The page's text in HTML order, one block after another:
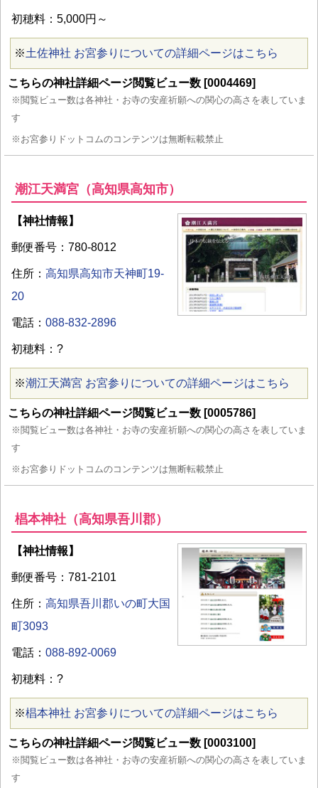
初穂料：5,000円～
※土佐神社 お宮参りについての詳細ページはこちら
こちらの神社詳細ページ閲覧ビュー数 [0004469]
※閲覧ビュー数は各神社・お寺の安産祈願への関心の高さを表していま
す
※お宮参りドットコムのコンテンツは無断転載禁止
潮江天満宮（高知県高知市）
【神社情報】
郵便番号：780-8012
住所： 高知県高知市天神町19-
20
電話： 088-832-2896
初穂料：?
※潮江天満宮 お宮参りについての詳細ページはこちら
こちらの神社詳細ページ閲覧ビュー数 [0005786]
※閲覧ビュー数は各神社・お寺の安産祈願への関心の高さを表していま
す
※お宮参りドットコムのコンテンツは無断転載禁止
椙本神社（高知県吾川郡）
【神社情報】
郵便番号：781-2101
住所： 高知県吾川郡いの町大国
町3093
電話： 088-892-0069
初穂料：?
※椙本神社 お宮参りについての詳細ページはこちら
こちらの神社詳細ページ閲覧ビュー数 [0003100]
※閲覧ビュー数は各神社・お寺の安産祈願への関心の高さを表していま
す